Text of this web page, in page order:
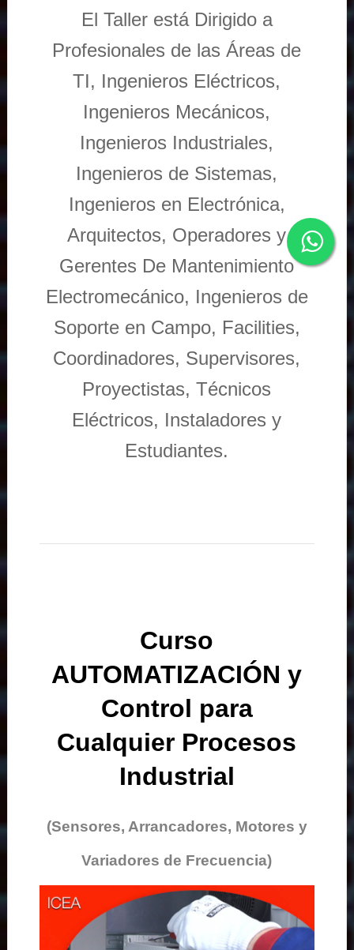
El Taller está Dirigido a
Profesionales de las Áreas de
TI, Ingenieros Eléctricos,
Ingenieros Mecánicos,
Ingenieros Industriales,
Ingenieros de Sistemas,
Ingenieros en Electrónica,
Arquitectos, Operadores y
Gerentes De Mantenimiento
Electromecánico, Ingenieros de
Soporte en Campo, Facilities,
Coordinadores, Supervisores,
Proyectistas, Técnicos
Eléctricos, Instaladores y
Estudiantes.
Curso
AUTOMATIZACIÓN y
Control para
Cualquier Procesos
Industrial
(Sensores, Arrancadores, Motores y
Variadores de Frecuencia)